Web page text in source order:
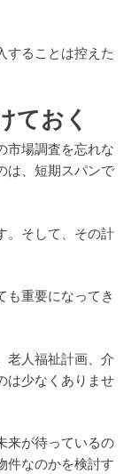
することは控えた
ておく
市場調査を忘れな
は、短期スパンで
。そして、その計
も重要になってき
老人福祉計画、介
は少なくありませ
来が待っているの
件なのかを検討す